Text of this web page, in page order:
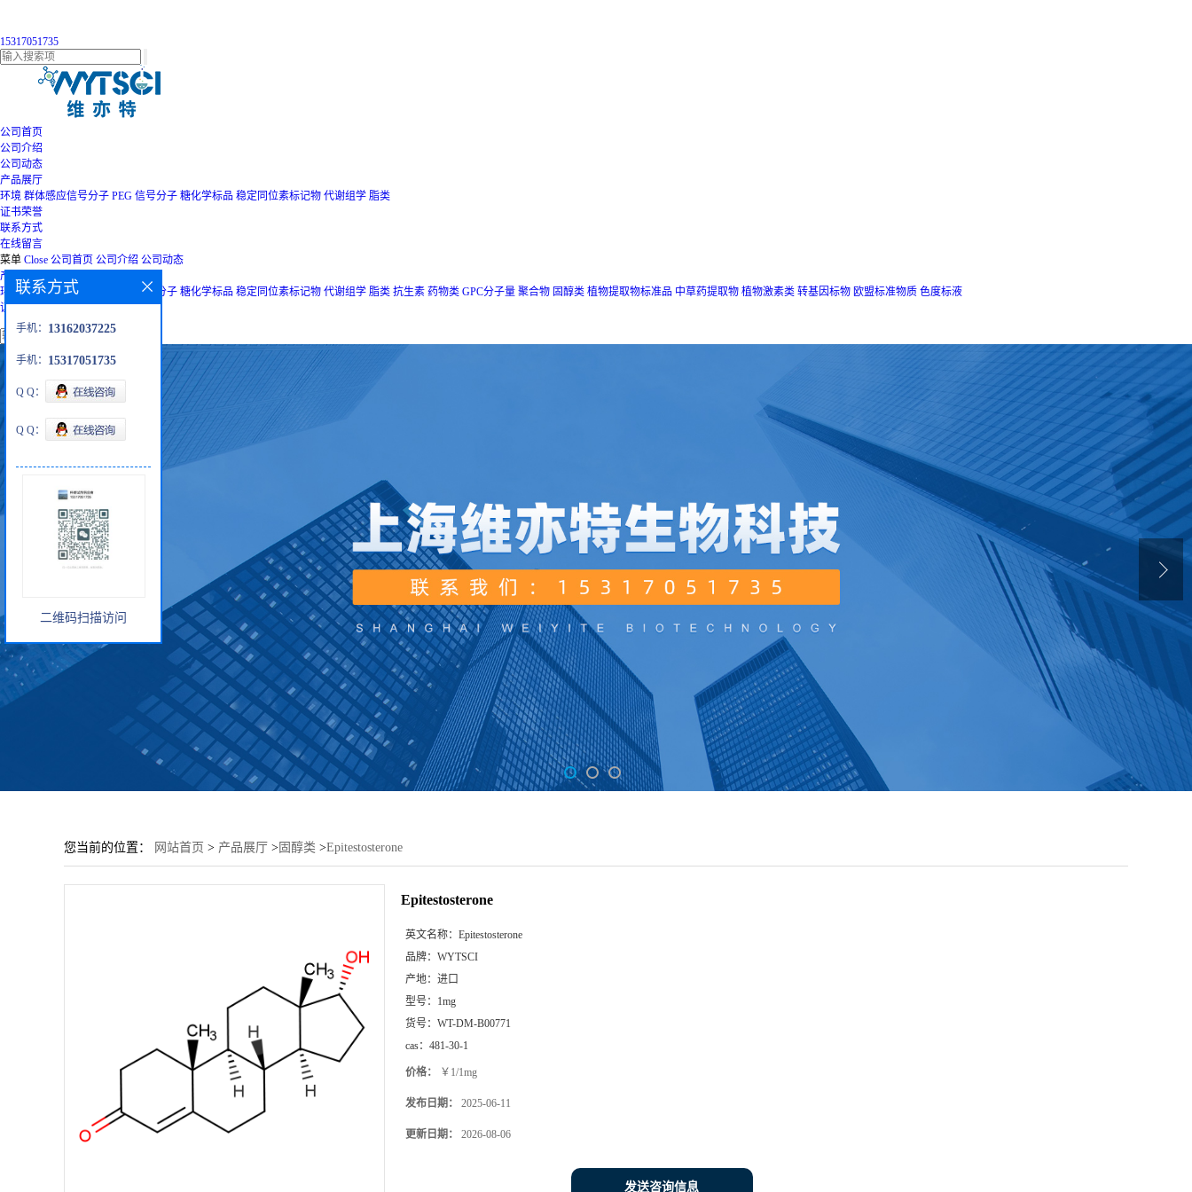
15317051735
公司首页
公司介绍
公司动态
产品展厅
环境 群体感应信号分子 PEG 信号分子 糖化学标品 稳定同位素标记物 代谢组学 脂类
证书荣誉
联系方式
在线留言
菜单 Close 公司首页 公司介绍 公司动态
产品展厅
环境 群体感应信号分子 信号分子 糖化学标品 稳定同位素标记物 代谢组学 脂类 抗生素 药物类 GPC分子量 聚合物 固醇类 植物提取物标准品 中草药提取物 植物激素类 转基因标物 欧盟标准物质 色度标液
证书荣誉 联系方式 在线留言
您当前的位置： 网站首页 > 产品展厅 > 固醇类 >Epitestosterone
Epitestosterone
英文名称： Epitestosterone
品牌： WYTSCI
产地： 进口
型号： 1mg
货号： WT-DM-B00771
cas： 481-30-1
价格： ￥1/1mg
发布日期： 2025-06-11
更新日期： 2026-08-06
发送咨询信息
联系方式
手机： 13162037225
手机： 15317051735
Q Q：
Q Q：
二维码扫描访问